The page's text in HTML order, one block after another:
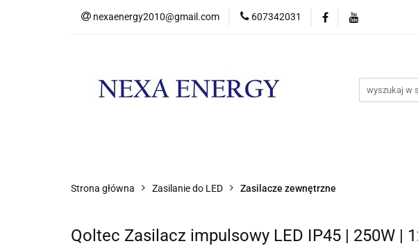
nexaenergy2010@gmail.com 607342031
Strona główna Zasilanie do LED Zasilacze zewnętrzne
Qoltec Zasilacz impulsowy LED IP45 | 250W |